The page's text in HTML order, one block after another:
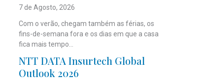
7 de Agosto, 2026
Com o verão, chegam também as férias, os
fins-de-semana fora e os dias em que a casa
fica mais tempo...
NTT DATA Insurtech Global
Outlook 2026